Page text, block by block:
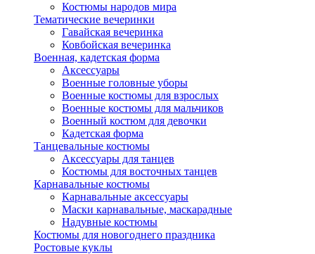
Костюмы народов мира
Тематические вечеринки
Гавайская вечеринка
Ковбойская вечеринка
Военная, кадетская форма
Аксессуары
Военные головные уборы
Военные костюмы для взрослых
Военные костюмы для мальчиков
Военный костюм для девочки
Кадетская форма
Танцевальные костюмы
Аксессуары для танцев
Костюмы для восточных танцев
Карнавальные костюмы
Карнавальные аксессуары
Маски карнавальные, маскарадные
Надувные костюмы
Костюмы для новогоднего праздника
Ростовые куклы